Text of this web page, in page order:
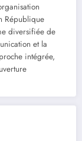
République
diversifiée de
et la
intégrée,